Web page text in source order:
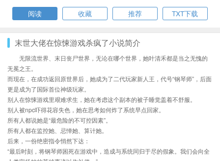
阅读
收藏 推荐 TXT下载
末世大佬在惊悚游戏杀疯了小说简介
无限流世界、末日丧尸世界，无论在哪个世界，她叶清禾都是当之无愧的
无冕之王。
而现在，在成功返回原世界后，她成为了二代玩家新人王，代号“钢琴师”，后面
更是成为了国际首位神级玩家。
别人在惊悚游戏里艰难求生，她在考虑这个副本的被子睡觉盖着不舒服。
别人被npc吓得花容失色，她在思考如何炸了系统早点回家。
所有人都说她是“最危险的不可控因素”。
所有人都在监控她、忌惮她、算计她。
后来，一份绝密指令悄然下达：
“最后时刻，将钢琴师困死在游戏中，造成与系统同归于尽的假象。我们会向全